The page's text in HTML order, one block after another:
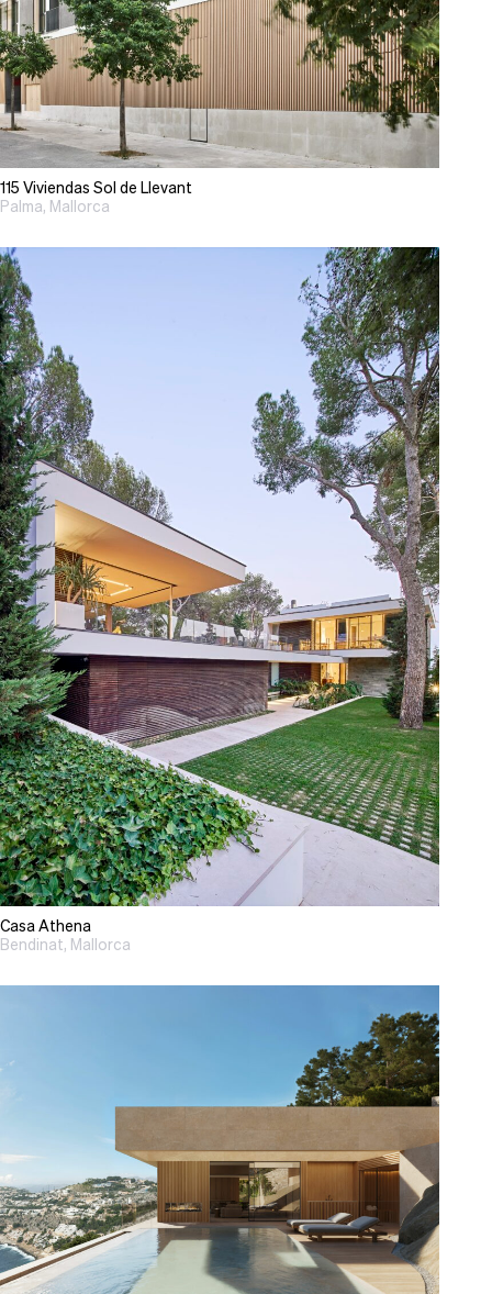
115 Viviendas Sol de Llevant
Palma, Mallorca
Casa Athena
Bendinat, Mallorca